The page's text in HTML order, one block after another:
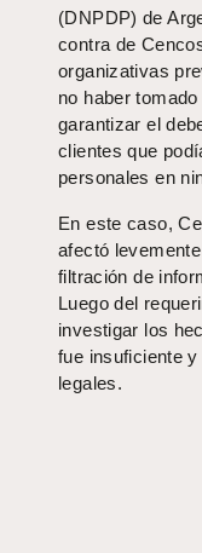
(DNPDP) de
contra de
organizativas
no haber
garantizar el
clientes que
personales en
En este caso,
afectó
filtración de
Luego del
investigar los
fue insuficiente
legales.